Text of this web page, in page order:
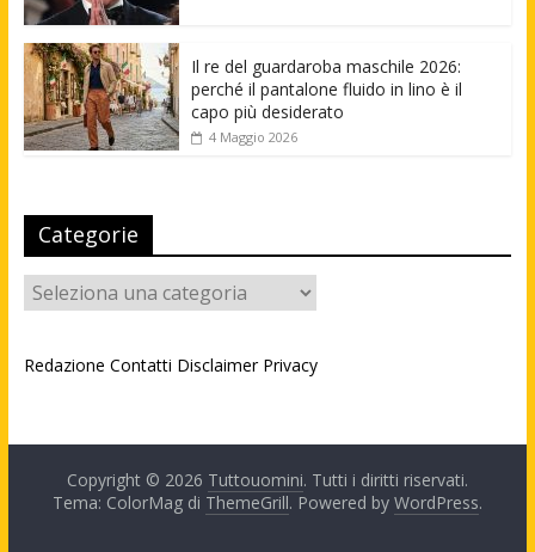
Il re del guardaroba maschile 2026:
perché il pantalone fluido in lino è il
capo più desiderato
4 Maggio 2026
Categorie
Categorie
Redazione Contatti Disclaimer Privacy
Copyright © 2026 Tuttouomini. Tutti i diritti riservati.
Tema: ColorMag di ThemeGrill. Powered by WordPress.